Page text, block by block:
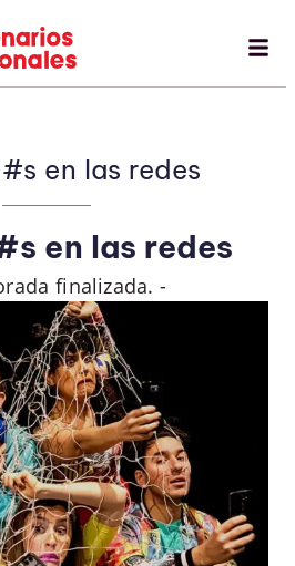
en las redes
en las redes
finalizada. -